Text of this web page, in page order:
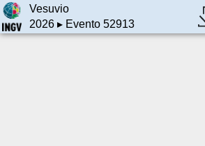
Vesuvio
2026▸ Evento 52913